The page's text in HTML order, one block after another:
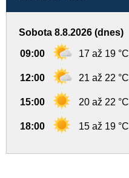
Sobota 8.8.2026 (dnes)
09:00 17 až 19 °C
12:00 21 až 22 °C
15:00 20 až 22 °C
18:00 15 až 19 °C